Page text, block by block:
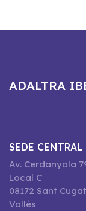
ADALTRA
SEDE CENTRAL
Av. Cerdanyola
Local C
08172 Sant
Vallès